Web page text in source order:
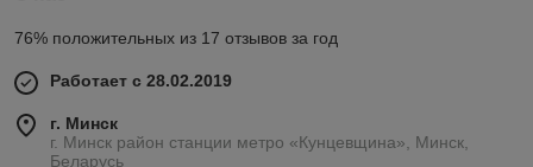
76% положительных из 17 отзывов за год
Работает с 28.02.2019
г. Минск
г. Минск район станции метро «Кунцевщина», Минск,
Беларусь